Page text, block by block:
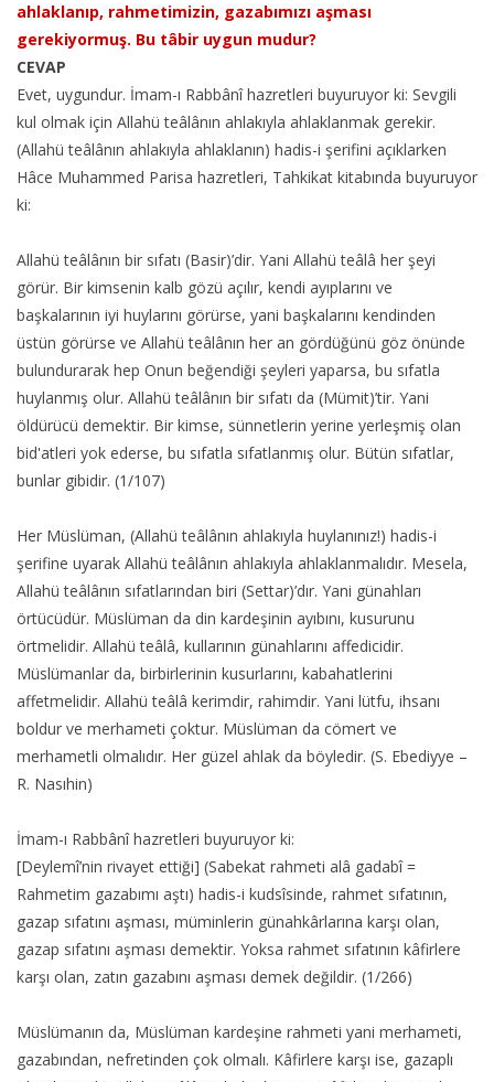
ahlaklanıp, rahmetimizin, gazabımızı aşması
gerekiyormuş. Bu tâbir uygun mudur?
CEVAP
Evet, uygundur. İmam-ı Rabbânî hazretleri buyuruyor ki: Sevgili
kul olmak için Allahü teâlânın ahlakıyla ahlaklanmak gerekir.
(Allahü teâlânın ahlakıyla ahlaklanın) hadis-i şerifini açıklarken
Hâce Muhammed Parisa hazretleri, Tahkikat kitabında buyuruyor
ki:
Allahü teâlânın bir sıfatı (Basir)’dir. Yani Allahü teâlâ her şeyi
görür. Bir kimsenin kalb gözü açılır, kendi ayıplarını ve
başkalarının iyi huylarını görürse, yani başkalarını kendinden
üstün görürse ve Allahü teâlânın her an gördüğünü göz önünde
bulundurarak hep Onun beğendiği şeyleri yaparsa, bu sıfatla
huylanmış olur. Allahü teâlânın bir sıfatı da (Mümit)’tir. Yani
öldürücü demektir. Bir kimse, sünnetlerin yerine yerleşmiş olan
bid'atleri yok ederse, bu sıfatla sıfatlanmış olur. Bütün sıfatlar,
bunlar gibidir. (1/107)
Her Müslüman, (Allahü teâlânın ahlakıyla huylanınız!) hadis-i
şerifine uyarak Allahü teâlânın ahlakıyla ahlaklanmalıdır. Mesela,
Allahü teâlânın sıfatlarından biri (Settar)’dır. Yani günahları
örtücüdür. Müslüman da din kardeşinin ayıbını, kusurunu
örtmelidir. Allahü teâlâ, kullarının günahlarını affedicidir.
Müslümanlar da, birbirlerinin kusurlarını, kabahatlerini
affetmelidir. Allahü teâlâ kerimdir, rahimdir. Yani lütfu, ihsanı
boldur ve merhameti çoktur. Müslüman da cömert ve
merhametli olmalıdır. Her güzel ahlak da böyledir. (S. Ebediyye –
R. Nasıhin)
İmam-ı Rabbânî hazretleri buyuruyor ki:
[Deylemî’nin rivayet ettiği] (Sabekat rahmeti alâ gadabî =
Rahmetim gazabımı aştı) hadis-i kudsîsinde, rahmet sıfatının,
gazap sıfatını aşması, müminlerin günahkârlarına karşı olan,
gazap sıfatını aşması demektir. Yoksa rahmet sıfatının kâfirlere
karşı olan, zatın gazabını aşması demek değildir. (1/266)
Müslümanın da, Müslüman kardeşine rahmeti yani merhameti,
gazabından, nefretinden çok olmalı. Kâfirlere karşı ise, gazaplı